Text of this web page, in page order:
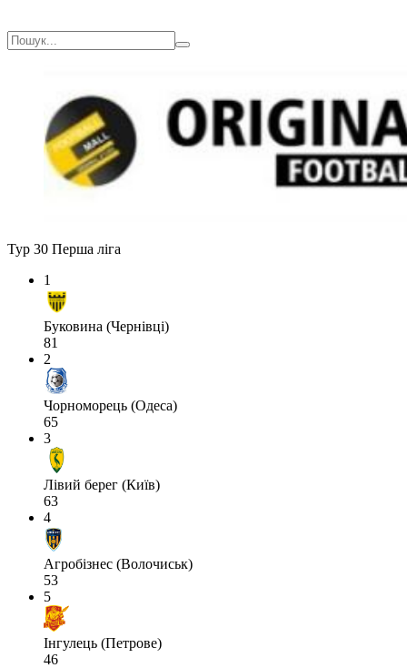
Тур 30 Перша ліга
1
Буковина (Чернівці)
81
2
Чорноморець (Одеса)
65
3
Лівий берег (Київ)
63
4
Агробізнес (Волочиськ)
53
5
Інгулець (Петрове)
46